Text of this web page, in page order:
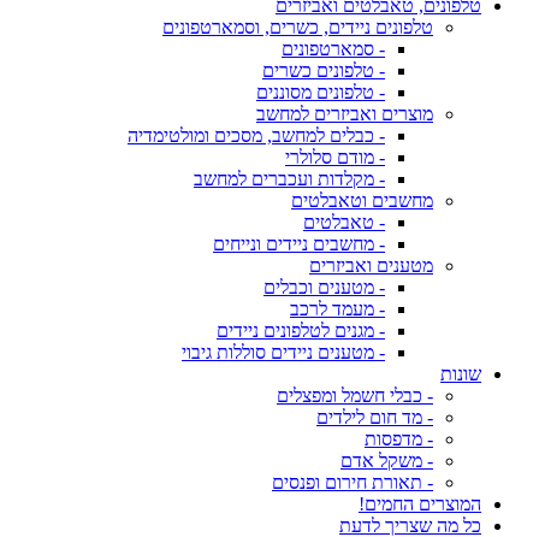
טלפונים, טאבלטים ואביזרים
טלפונים ניידים, כשרים, וסמארטפונים
- סמארטפונים
- טלפונים כשרים
- טלפונים מסוננים
מוצרים ואביזרים למחשב
- כבלים למחשב, מסכים ומולטימדיה
- מודם סלולרי
- מקלדות ועכברים למחשב
מחשבים וטאבלטים
- טאבלטים
- מחשבים ניידים ונייחים
מטענים ואביזרים
- מטענים וכבלים
- מעמד לרכב
- מגנים לטלפונים ניידים
- מטענים ניידים סוללות גיבוי
שונות
- כבלי חשמל ומפצלים
- מד חום לילדים
- מדפסות
- משקל אדם
- תאורת חירום ופנסים
המוצרים החמים!
כל מה שצריך לדעת